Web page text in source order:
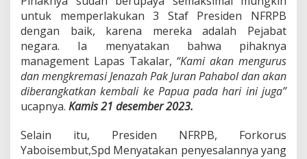
B
e
p
u
l
a
n
g
a
untuk memperlakukan 3 Staf Presiden NFRPB
dengan baik, karena mereka adalah Pejabat
negara. Ia menyatakan bahwa pihaknya
management Lapas Takalar, “Kami akan mengurus
dan mengkremasi Jenazah Pak Juran Pahabol dan akan
diberangkatkan kembali ke Papua pada hari ini juga”
ucapnya. Kamis 21 desember 2023.
Selain itu, Presiden NFRPB, Forkorus
Yaboisembut,Spd Menyatakan penyesalannya yang